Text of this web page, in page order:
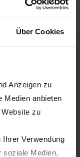
Über Cookies
Anzeigen zu
Medien anbieten
zu
Verwendung
soziale Medien,
"Die
für
der Azubis
das
ist
die sich seit
und